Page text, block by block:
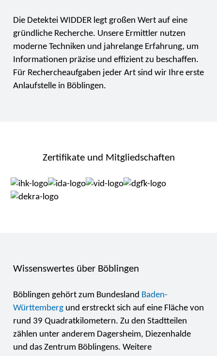
Die Detektei WIDDER legt großen Wert auf eine
gründliche Recherche. Unsere Ermittler nutzen
moderne Techniken und jahrelange Erfahrung, um
Informationen präzise und effizient zu beschaffen.
Für Rechercheaufgaben jeder Art sind wir Ihre erste
Anlaufstelle in Böblingen.
Zertifikate und Mitgliedschaften
Wissenswertes über Böblingen
Böblingen gehört zum Bundesland Baden-
Württembergund erstreckt sich auf eine Fläche von
rund 39 Quadratkilometern. Zu den Stadtteilen
zählen unter anderem Dagersheim, Diezenhalde
und das Zentrum Böblingens. Weitere